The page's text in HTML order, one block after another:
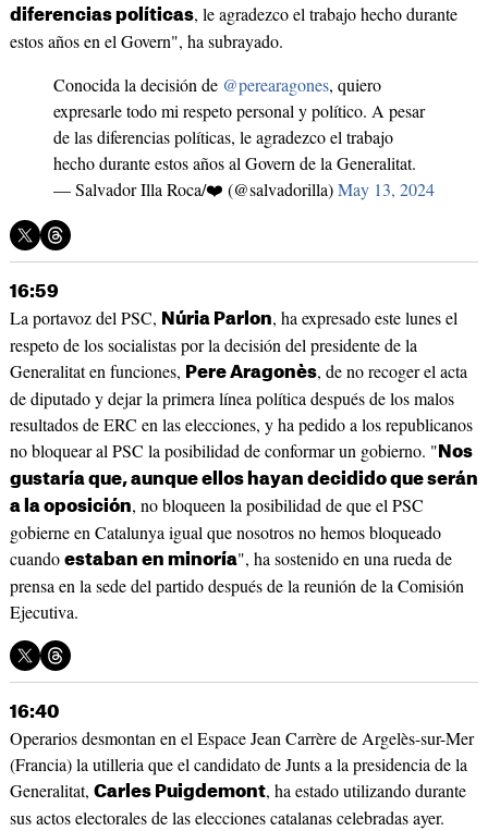
diferencias políticas, le agradezco el trabajo hecho durante
estos años en el Govern", ha subrayado.
Conocida la decisión de @perearagones, quiero
expresarle todo mi respeto personal y político. A pesar
de las diferencias políticas, le agradezco el trabajo
hecho durante estos años al Govern de la Generalitat.
— Salvador Illa Roca/❤️ (@salvadorilla)May 13, 2024
16:59
La portavoz del PSC, Núria Parlon, ha expresado este lunes el
respeto de los socialistas por la decisión del presidente de la
Generalitat en funciones, Pere Aragonès, de no recoger el acta
de diputado y dejar la primera línea política después de los malos
resultados de ERC en las elecciones, y ha pedido a los republicanos
no bloquear al PSC la posibilidad de conformar un gobierno. " Nos
gustaría que, aunque ellos hayan decidido que serán
a la oposición, no bloqueen la posibilidad de que el PSC
gobierne en Catalunya igual que nosotros no hemos bloqueado
cuando estaban en minoría", ha sostenido en una rueda de
prensa en la sede del partido después de la reunión de la Comisión
Ejecutiva.
16:40
Operarios desmontan en el Espace Jean Carrère de Argelès-sur-Mer
(Francia) la utilleria que el candidato de Junts a la presidencia de la
Generalitat, Carles Puigdemont, ha estado utilizando durante
sus actos electorales de las elecciones catalanas celebradas ayer.